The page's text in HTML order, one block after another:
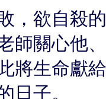
，欲自殺
師關心他
將生命獻
日子。